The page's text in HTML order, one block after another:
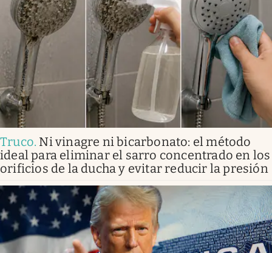
Truco. Ni vinagre ni bicarbonato: el método
ideal para eliminar el sarro concentrado en los
orificios de la ducha y evitar reducir la presión